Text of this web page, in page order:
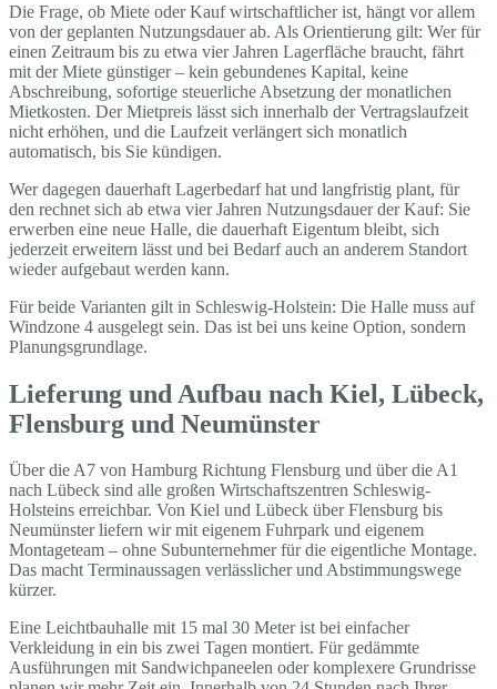
Die Frage, ob Miete oder Kauf wirtschaftlicher ist, hängt vor allem
von der geplanten Nutzungsdauer ab. Als Orientierung gilt: Wer für
einen Zeitraum bis zu etwa vier Jahren Lagerfläche braucht, fährt
mit der Miete günstiger – kein gebundenes Kapital, keine
Abschreibung, sofortige steuerliche Absetzung der monatlichen
Mietkosten. Der Mietpreis lässt sich innerhalb der Vertragslaufzeit
nicht erhöhen, und die Laufzeit verlängert sich monatlich
automatisch, bis Sie kündigen.
Wer dagegen dauerhaft Lagerbedarf hat und langfristig plant, für
den rechnet sich ab etwa vier Jahren Nutzungsdauer der Kauf: Sie
erwerben eine neue Halle, die dauerhaft Eigentum bleibt, sich
jederzeit erweitern lässt und bei Bedarf auch an anderem Standort
wieder aufgebaut werden kann.
Für beide Varianten gilt in Schleswig-Holstein: Die Halle muss auf
Windzone 4 ausgelegt sein. Das ist bei uns keine Option, sondern
Planungsgrundlage.
Lieferung und Aufbau nach Kiel, Lübeck,
Flensburg und Neumünster
Über die A7 von Hamburg Richtung Flensburg und über die A1
nach Lübeck sind alle großen Wirtschaftszentren Schleswig-
Holsteins erreichbar. Von Kiel und Lübeck über Flensburg bis
Neumünster liefern wir mit eigenem Fuhrpark und eigenem
Montageteam – ohne Subunternehmer für die eigentliche Montage.
Das macht Terminaussagen verlässlicher und Abstimmungswege
kürzer.
Eine Leichtbauhalle mit 15 mal 30 Meter ist bei einfacher
Verkleidung in ein bis zwei Tagen montiert. Für gedämmte
Ausführungen mit Sandwichpaneelen oder komplexere Grundrisse